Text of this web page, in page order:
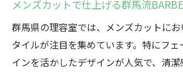
メンズカットで仕上げる群馬流
群馬県の理容室では、メンズカットにお
タイルが注目を集めています。特にフェ
インを活かしたデザインが人気で、清